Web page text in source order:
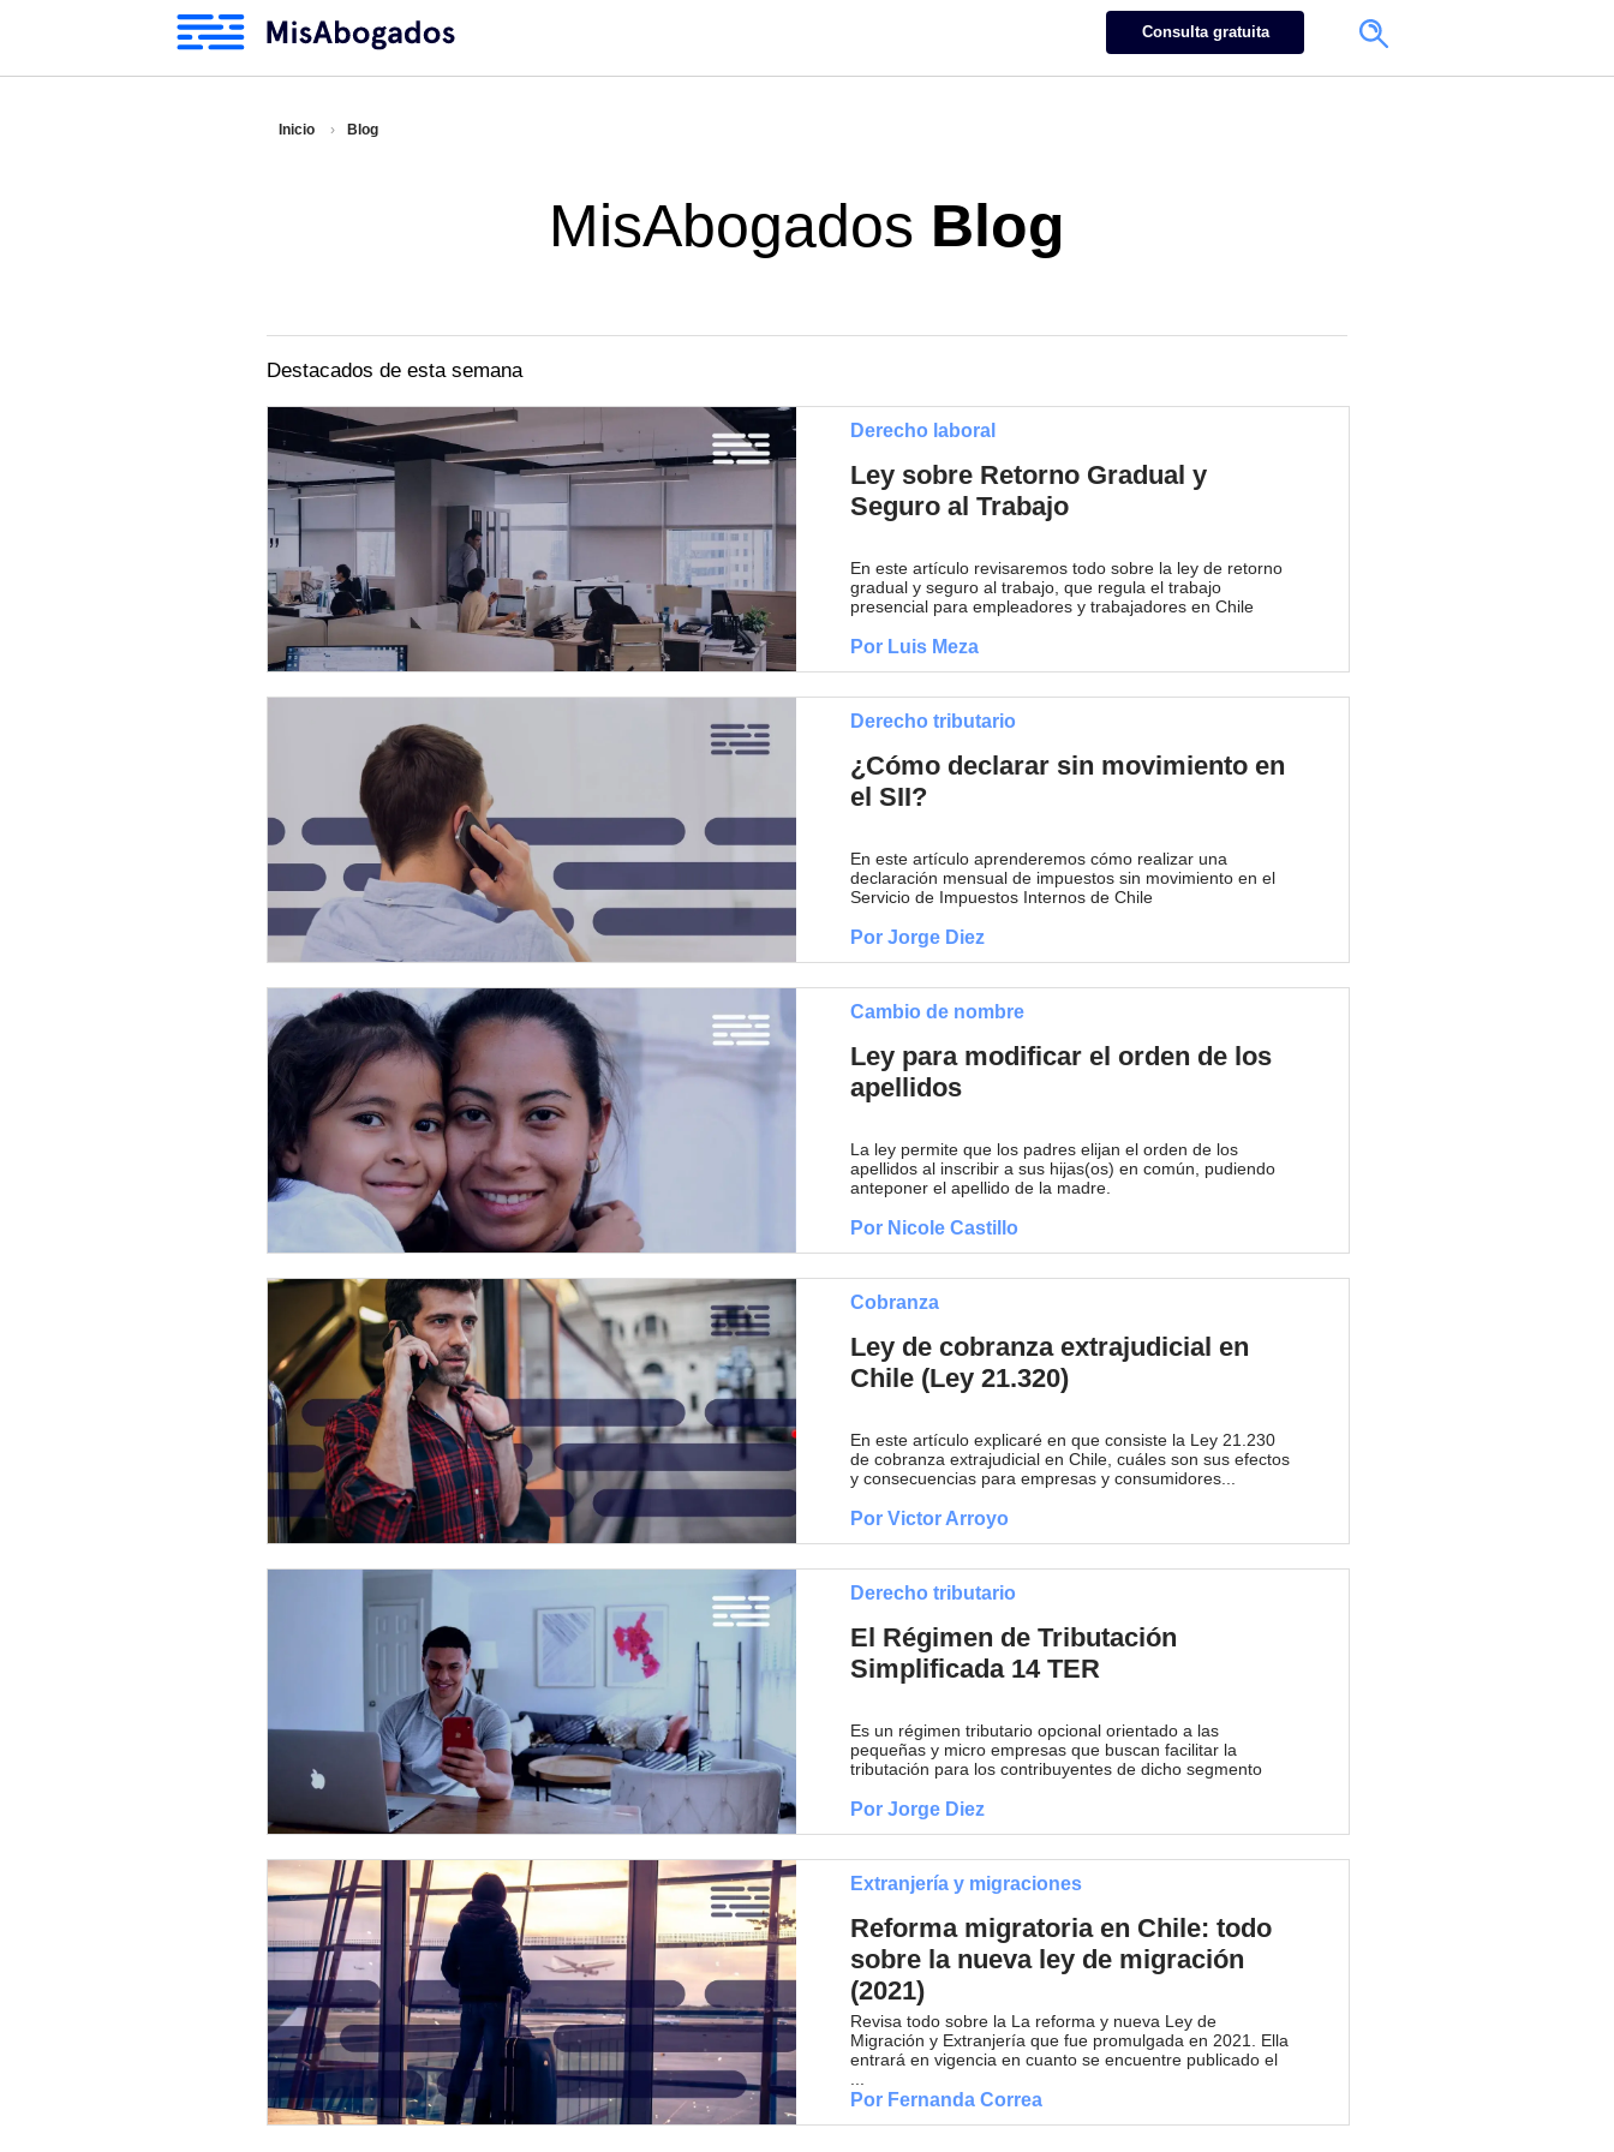
Inicio Blog
MisAbogados Blog
Destacados de esta semana
Derecho laboral
Ley sobre Retorno Gradual y
Seguro al Trabajo
En este artículo revisaremos todo sobre la ley de retorno
gradual y seguro al trabajo, que regula el trabajo
presencial para empleadores y trabajadores en Chile
Por Luis Meza
Derecho tributario
¿Cómo declarar sin movimiento en
el SII?
En este artículo aprenderemos cómo realizar una
declaración mensual de impuestos sin movimiento en el
Servicio de Impuestos Internos de Chile
Por Jorge Diez
Cambio de nombre
Ley para modificar el orden de los
apellidos
La ley permite que los padres elijan el orden de los
apellidos al inscribir a sus hijas(os) en común, pudiendo
anteponer el apellido de la madre.
Por Nicole Castillo
Cobranza
Ley de cobranza extrajudicial en
Chile (Ley 21.320)
En este artículo explicaré en que consiste la Ley 21.230
de cobranza extrajudicial en Chile, cuáles son sus efectos
y consecuencias para empresas y consumidores...
Por Victor Arroyo
Derecho tributario
El Régimen de Tributación
Simplificada 14 TER
Es un régimen tributario opcional orientado a las
pequeñas y micro empresas que buscan facilitar la
tributación para los contribuyentes de dicho segmento
Por Jorge Diez
Extranjería y migraciones
Reforma migratoria en Chile: todo
sobre la nueva ley de migración
(2021)
Revisa todo sobre la La reforma y nueva Ley de
Migración y Extranjería que fue promulgada en 2021. Ella
entrará en vigencia en cuanto se encuentre publicado el
Por Fernanda Correa